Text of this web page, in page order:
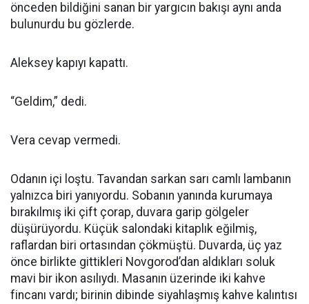
önceden bildiğini sanan bir yargıcın bakışı aynı anda
bulunurdu bu gözlerde.
Aleksey kapıyı kapattı.
“Geldim,” dedi.
Vera cevap vermedi.
Odanın içi loştu. Tavandan sarkan sarı camlı lambanın
yalnızca biri yanıyordu. Sobanın yanında kurumaya
bırakılmış iki çift çorap, duvara garip gölgeler
düşürüyordu. Küçük salondaki kitaplık eğilmiş,
raflardan biri ortasından çökmüştü. Duvarda, üç yaz
önce birlikte gittikleri Novgorod’dan aldıkları soluk
mavi bir ikon asılıydı. Masanın üzerinde iki kahve
fincanı vardı; birinin dibinde siyahlaşmış kahve kalıntısı